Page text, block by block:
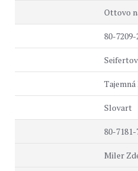
Ottovo
80-
Tajemná
Slovart
80-7181-
Miler